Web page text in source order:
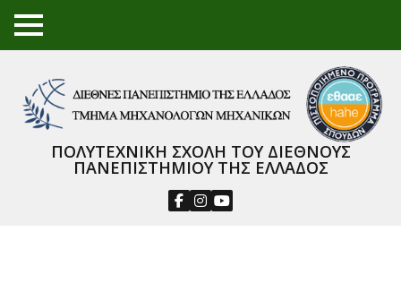
TO
GGL
NU
ΠΟΛΥΤΕΧΝΙΚΗ ΣΧΟΛΗ ΤΟΥ ΔΙΕΘΝΟΥΣ
ΠΑΝΕΠΙΣΤΗΜΙΟΥ ΤΗΣ ΕΛΛΑΔΟΣ